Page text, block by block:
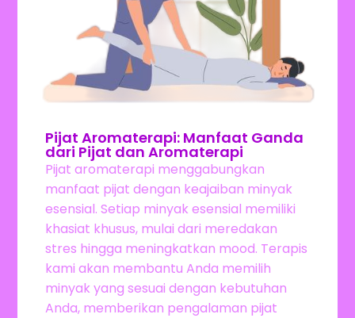
Pijat Aromaterapi: Manfaat Ganda
dari Pijat dan Aromaterapi
Pijat aromaterapi menggabungkan
manfaat pijat dengan keajaiban minyak
esensial. Setiap minyak esensial memiliki
khasiat khusus, mulai dari meredakan
stres hingga meningkatkan mood. Terapis
kami akan membantu Anda memilih
minyak yang sesuai dengan kebutuhan
Anda, memberikan pengalaman pijat